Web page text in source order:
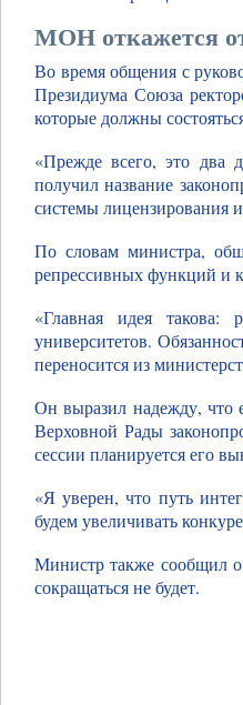
МОН откажется
Во время общения с
Президиума Союза
которые должны
«Прежде всего, это два
получил название
системы лицензирования
По словам министра,
репрессивных функций и
«Главная идея такова:
университетов.
переносится из
Он выразил надежду, что
Верховной Рады
сессии планируется его
«Я уверен, что путь
будем увеличивать
Министр также сообщил о
сокращаться не будет.